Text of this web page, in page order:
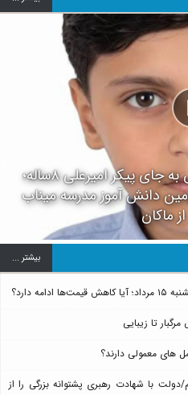
فیلم/ دفن یک لنگه کفش به جای پیکر امیرعلی ۸ساله؛
دانش آموز مدرسه میناب
ماکان
بيشتر ...
دارد؟
تا زیبایی
های معمولی دارند؟
با شهادت رهبری پشتوانه بزرگی را از